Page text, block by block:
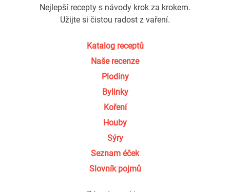
Nejlepší recepty s návody krok za krokem.
Užijte si čistou radost z vaření.
Katalog receptů
Naše recenze
Plodiny
Bylinky
Koření
Houby
Sýry
Seznam éček
Slovník pojmů